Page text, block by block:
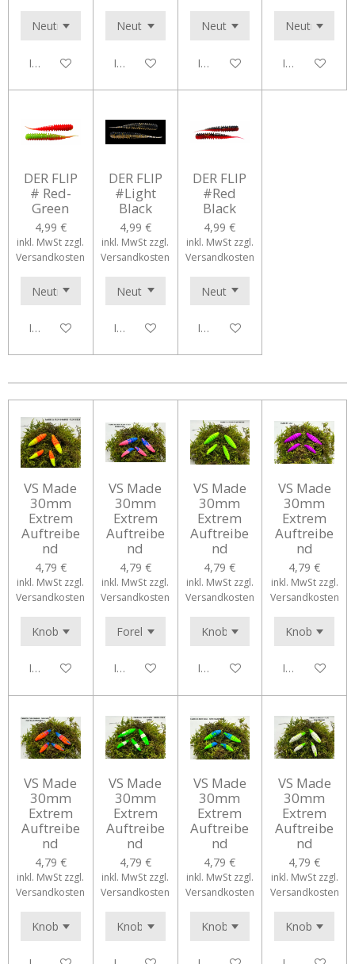
In den WarenkorbIn den WarenkorbIn den WarenkorbIn den
DER FLIP
# Red-
Green
4,99 €
inkl. MwSt zzgl.
Versandkosten
In den Warenkorb
DER FLIP
#Light
Black
4,99 €
inkl. MwSt zzgl.
Versandkosten
In den Warenkorb
DER FLIP
#Red
Black
4,99 €
inkl. MwSt zzgl.
Versandkosten
In den Warenkorb
VS Made
30mm
Extrem
Auftreibe
nd
4,79 €
inkl. MwSt zzgl.
Versandkosten
In den Warenkorb
VS Made
30mm
Extrem
Auftreibe
nd
4,79 €
inkl. MwSt zzgl.
Versandkosten
In den Warenkorb
VS Made
30mm
Extrem
Auftreibe
nd
4,79 €
inkl. MwSt zzgl.
Versandkosten
In den Warenkorb
VS Made
30mm
Extrem
Auftreibe
nd
4,79 €
inkl. MwSt zzgl.
Versandkosten
In den
VS Made
30mm
Extrem
Auftreibe
nd
4,79 €
inkl. MwSt zzgl.
Versandkosten
VS Made
30mm
Extrem
Auftreibe
nd
4,79 €
inkl. MwSt zzgl.
Versandkosten
VS Made
30mm
Extrem
Auftreibe
nd
4,79 €
inkl. MwSt zzgl.
Versandkosten
VS Made
30mm
Extrem
Auftreibe
nd
4,79 €
inkl. MwSt zzgl.
Versandkosten